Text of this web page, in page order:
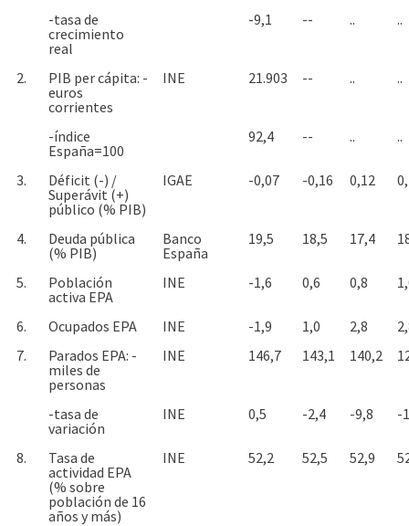
-tasa de
crecimiento
real
-9,1 -- .. ..
2.
PIB per cápita: -
euros
corrientes
INE 21.903 -- .. ..
-índice
España=100
92,4 -- .. ..
3.
Déficit (-) /
Superávit (+)
público (% PIB)
IGAE -0,07 -0,16 0,12
4.
Deuda pública
(% PIB)
Banco
España
19,5 18,5 17,4
5.
Población
activa EPA
INE -1,6 0,6 0,8
6. Ocupados EPA INE -1,9 1,0 2,8
7.
Parados EPA: -
miles de
personas
INE 146,7 143,1 140,2
-tasa de
variación
INE 0,5 -2,4 -9,8 -
8.
Tasa de
actividad EPA
(% sobre
población de 16
años y más)
INE 52,2 52,5 52,9